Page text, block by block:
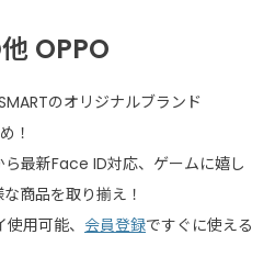
OPPO
のオリジナルブランド
！
最新Face ID対応、ゲームに嬉し
商品を取り揃え！
用可能、 会員登録ですぐに使える